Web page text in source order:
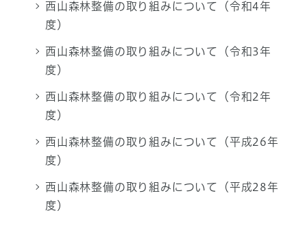
西山森林整備の取り組みについて（令和4年
度）
西山森林整備の取り組みについて（令和3年
度）
西山森林整備の取り組みについて（令和2年
度）
西山森林整備の取り組みについて（平成26年
度）
西山森林整備の取り組みについて（平成28年
度）